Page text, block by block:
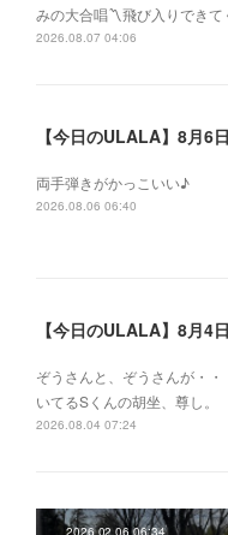
みの大合唱〽飛び入りできて
2026.08.07 04:06
【今日のULALA】8月6日
両手弾きがかっこいい♪
2026.08.06 06:40
【今日のULALA】8月4日
ぞうさんと、ぞうさんが・
いてるSくんの胡坐、尊し。
2026.08.04 07:24
2026.02.06 06:34